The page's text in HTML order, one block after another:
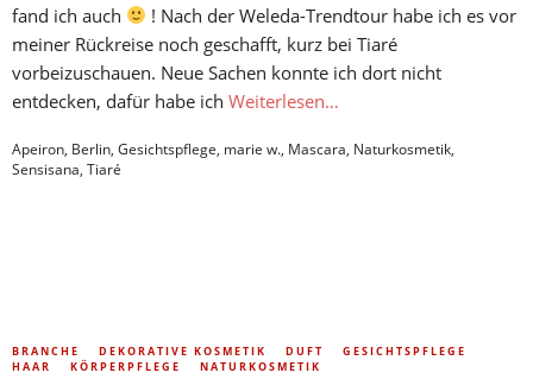
fand ich auch
! Nach der Weleda-Trendtour habe ich es vor
meiner Rückreise noch geschafft, kurz bei Tiaré
vorbeizuschauen. Neue Sachen konnte ich dort nicht
entdecken, dafür habe ich Weiterlesen…
Apeiron, Berlin, Gesichtspflege, marie w., Mascara, Naturkosmetik,
Sensisana, Tiaré
BRANCHE DEKORATIVE KOSMETIK DUFT
GESICHTSPFLEGE
HAAR
KÖRPERPFLEGE NATURKOSMETIK